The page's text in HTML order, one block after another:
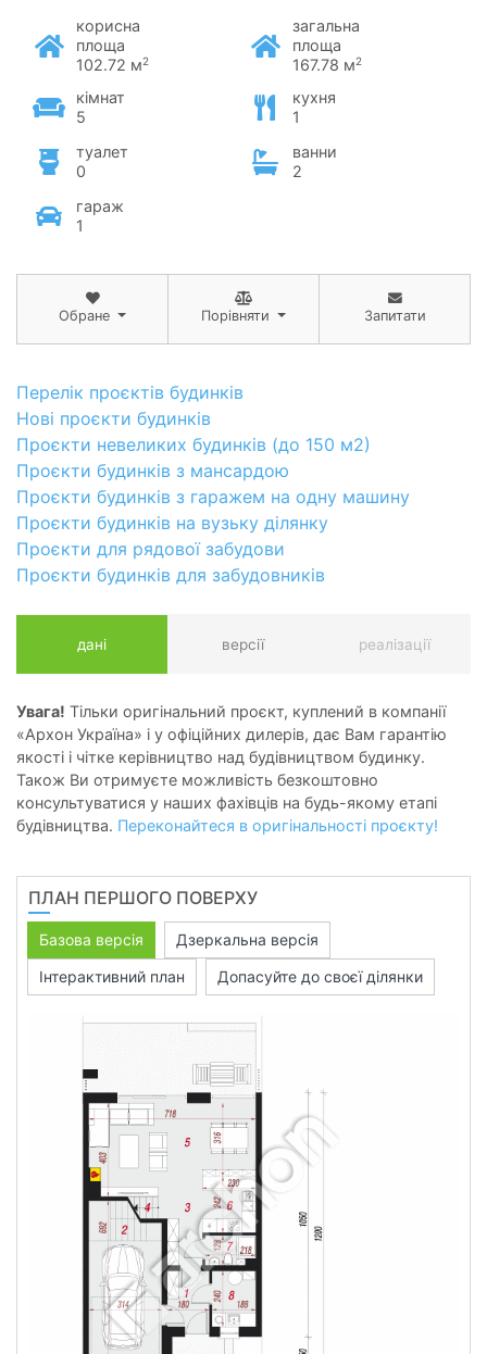
корисна
площа
102.72 м2
загальна
площа
167.78 м2
кімнат
5
кухня
1
туалет
0
ванни
2
гараж
1
Обране Порівняти Запитати
Перелік проєктів будинків
Нові проєкти будинків
Проєкти невеликих будинків (до 150 м2)
Проєкти будинків з мансардою
Проєкти будинків з гаражем на одну машину
Проєкти будинків на вузьку ділянку
Проєкти для рядової забудови
Проєкти будинків для забудовників
дані версії реалізації
Увага! Тільки оригінальний проєкт, куплений в компанії
«Архон Україна» і у офіційних дилерів, дає Вам гарантію
якості і чітке керівництво над будівництвом будинку.
Також Ви отримуєте можливість безкоштовно
консультуватися у наших фахівців на будь-якому етапі
будівництва. Переконайтеся в оригінальності проєкту!
ПЛАН ПЕРШОГО ПОВЕРХУ
Базова версія
Дзеркальна версія
Інтерактивний план
Допасуйте до своєї ділянки